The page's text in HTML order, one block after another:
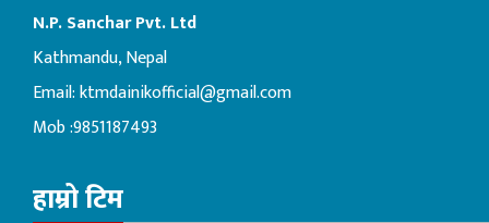
N.P. Sanchar Pvt. Ltd
Kathmandu, Nepal
Email:ktmdainikofficial@gmail.com
Mob :9851187493
हाम्रो टिम